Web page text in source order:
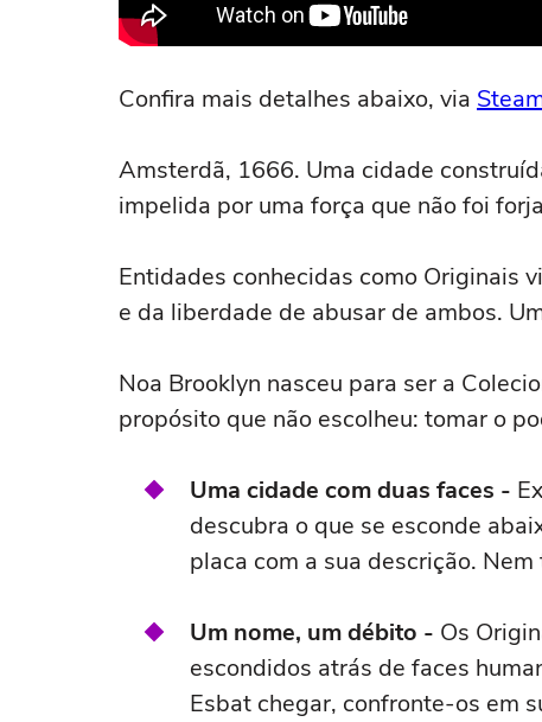
Confira mais detalhes abaixo, via
Amsterdã, 1666. Uma cidade
impelida por uma força que não foi
Entidades conhecidas como Originais
e da liberdade de abusar de ambos.
Noa Brooklyn nasceu para ser a
propósito que não escolheu: tomar o
Uma cidade com duas faces -
descubra o que se esconde
placa com a sua descrição.
Um nome, um débito - Os
escondidos atrás de faces
Esbat chegar, confronte-os em